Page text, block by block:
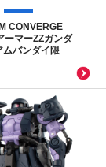
CONVERGE
ーマーZZガンダ
ムバンダイ限